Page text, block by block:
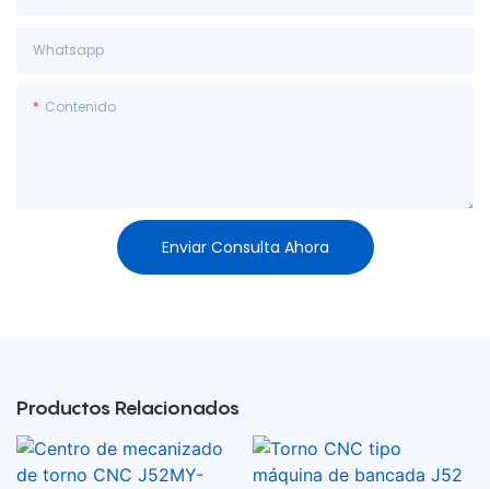
Whatsapp
Contenido
Enviar Consulta Ahora
Productos Relacionados